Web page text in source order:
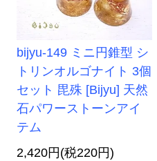
bijyu-149 ミニ円錐型 シ
トリンオルゴナイト 3個
セット 毘殊 [Bijyu] 天然
石パワーストーンアイ
テム
2,420円(税220円)